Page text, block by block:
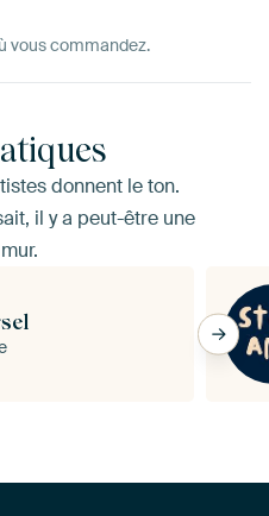
vous commandez.
donnent le ton.
il y a peut-être une